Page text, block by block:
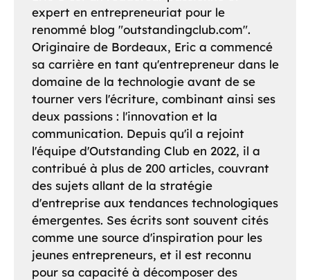
expert en entrepreneuriat pour le
renommé blog "outstandingclub.com".
Originaire de Bordeaux, Eric a commencé
sa carrière en tant qu'entrepreneur dans le
domaine de la technologie avant de se
tourner vers l'écriture, combinant ainsi ses
deux passions : l'innovation et la
communication. Depuis qu'il a rejoint
l'équipe d'Outstanding Club en 2022, il a
contribué à plus de 200 articles, couvrant
des sujets allant de la stratégie
d'entreprise aux tendances technologiques
émergentes. Ses écrits sont souvent cités
comme une source d'inspiration pour les
jeunes entrepreneurs, et il est reconnu
pour sa capacité à décomposer des